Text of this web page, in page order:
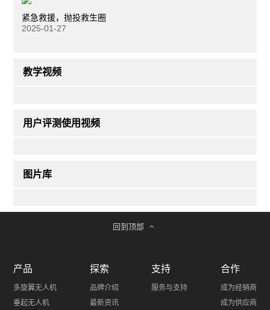
紧急救援，抛投救生圈
2025-01-27
教学视频
用户评测使用视频
图片库
回到顶部
产品
多旋翼无人机
垂起无人机
探索
品牌介绍
最新资讯
支持
服务与支持
合作
成为经销商
成为供应商